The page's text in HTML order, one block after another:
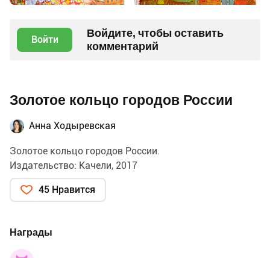
Войти
Войдите, чтобы оставить
комментарий
Золотое кольцо городов России
Анна Ходыревская
Золотое кольцо городов России.
Издательство: Качели, 2017
45 Нравится
Награды